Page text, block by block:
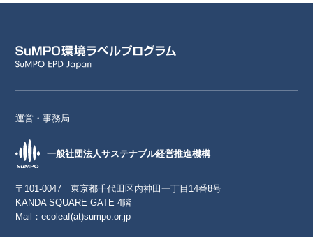
運営・事務局
一般社団法人サステナブル経営推進機構
〒101-0047 東京都千代田区内神田一丁目14番8号
KANDA SQUARE GATE 4階
Mail：ecoleaf(at)sumpo.or.jp